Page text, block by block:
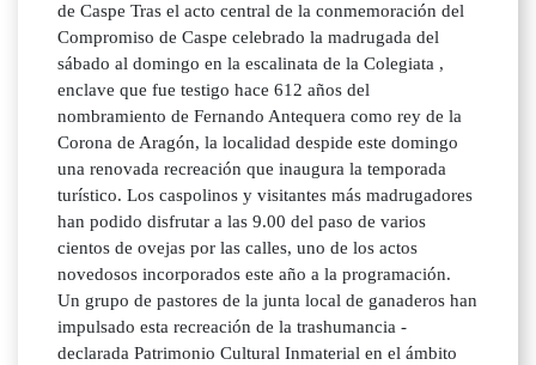
de Caspe Tras el acto central de la conmemoración del
Compromiso de Caspe celebrado la madrugada del
sábado al domingo en la escalinata de la Colegiata ,
enclave que fue testigo hace 612 años del
nombramiento de Fernando Antequera como rey de la
Corona de Aragón, la localidad despide este domingo
una renovada recreación que inaugura la temporada
turístico. Los caspolinos y visitantes más madrugadores
han podido disfrutar a las 9.00 del paso de varios
cientos de ovejas por las calles, uno de los actos
novedosos incorporados este año a la programación.
Un grupo de pastores de la junta local de ganaderos han
impulsado esta recreación de la trashumancia -
declarada Patrimonio Cultural Inmaterial en el ámbito